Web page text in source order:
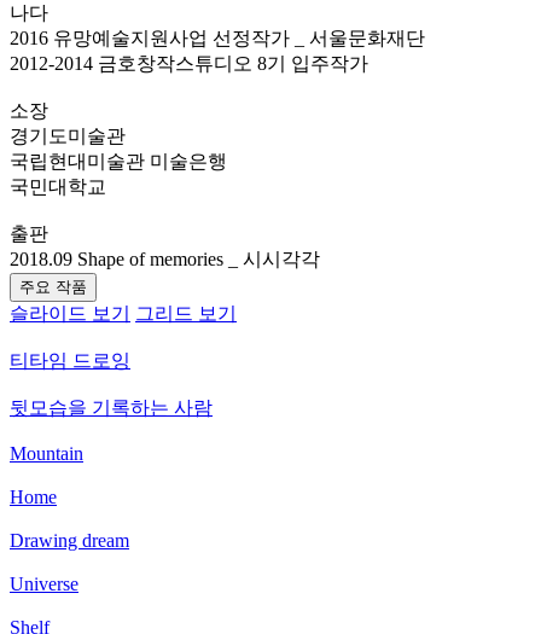
나다
2016 유망예술지원사업 선정작가 _ 서울문화재단
2012-2014 금호창작스튜디오 8기 입주작가
소장
경기도미술관
국립현대미술관 미술은행
국민대학교
출판
2018.09 Shape of memories _ 시시각각
주요 작품
슬라이드 보기 그리드 보기
티타임 드로잉
뒷모습을 기록하는 사람
Mountain
Home
Drawing dream
Universe
Shelf